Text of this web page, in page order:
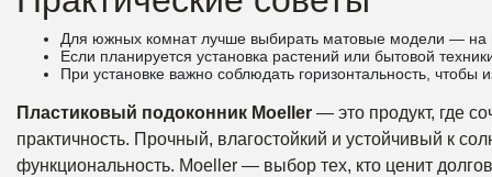
Для южных комнат лучше выбирать матовые модели — на
Если планируется установка растений или бытовой
При установке важно соблюдать горизонтальность, чтобы
Пластиковый подоконник Moeller — это продукт, где
практичность. Прочный, влагостойкий и устойчивый к
функциональность. Moeller — выбор тех, кто ценит